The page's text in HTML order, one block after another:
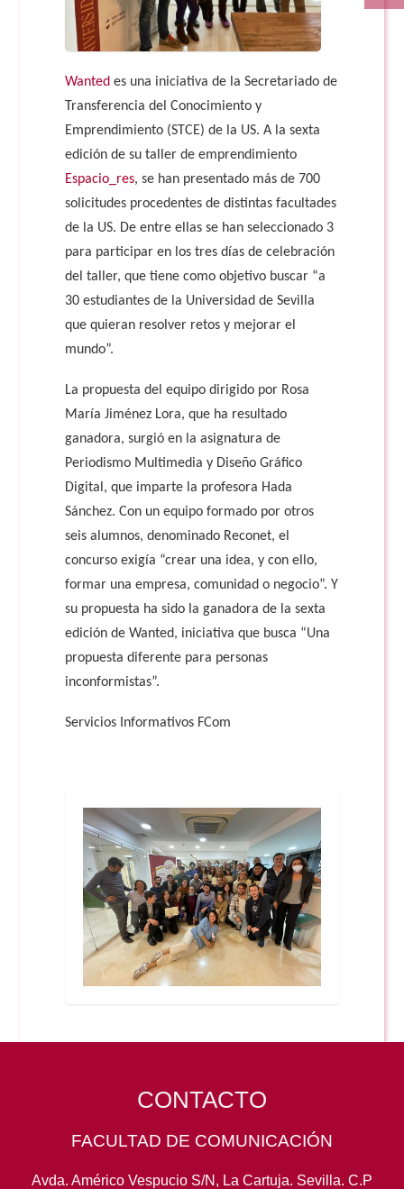
Wanted es una iniciativa de la Secretariado de
Transferencia del Conocimiento y
Emprendimiento (STCE) de la US. A la sexta
edición de su taller de emprendimiento
Espacio_res, se han presentado más de 700
solicitudes procedentes de distintas facultades
de la US. De entre ellas se han seleccionado 3
para participar en los tres días de celebración
del taller, que tiene como objetivo buscar “a
30 estudiantes de la Universidad de Sevilla
que quieran resolver retos y mejorar el
mundo”.
La propuesta del equipo dirigido por Rosa
María Jiménez Lora, que ha resultado
ganadora, surgió en la asignatura de
Periodismo Multimedia y Diseño Gráfico
Digital, que imparte la profesora Hada
Sánchez. Con un equipo formado por otros
seis alumnos, denominado Reconet, el
concurso exigía “crear una idea, y con ello,
formar una empresa, comunidad o negocio”. Y
su propuesta ha sido la ganadora de la sexta
edición de Wanted, iniciativa que busca “Una
propuesta diferente para personas
inconformistas”.
Servicios Informativos FCom
CONTACTO
FACULTAD DE COMUNICACIÓN
Avda. Américo Vespucio S/N, La Cartuja. Sevilla. C.P